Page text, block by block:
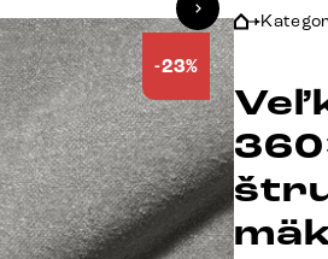
-23%